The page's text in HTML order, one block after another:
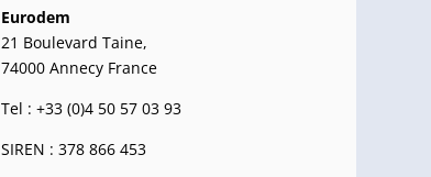
Eurodem
21 Boulevard Taine,
74000 Annecy France
Tel : +33 (0)4 50 57 03 93
SIREN : 378 866 453